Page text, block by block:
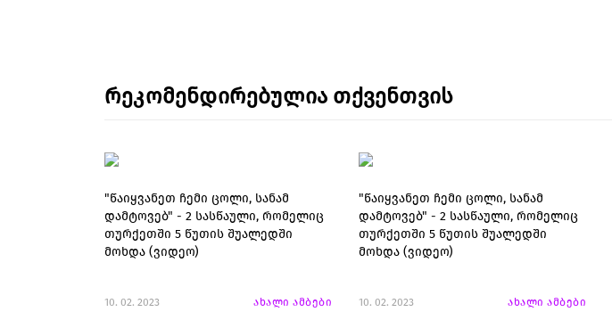
რეკომენდირებულია თქვენთვის
"წაიყვანეთ ჩემი ცოლი, სანამ
დამტოვებ" - 2 სასწაული, რომელიც
თურქეთში 5 წუთის შუალედში
მოხდა (ვიდეო)
10. 02. 2023 ახალი ამბები
"წაიყვანეთ ჩემი ცოლი, სანამ
დამტოვებ" - 2 სასწაული, რომელიც
თურქეთში 5 წუთის შუალედში
მოხდა (ვიდეო)
10. 02. 2023 ახალი ამბები